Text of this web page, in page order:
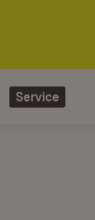
Service